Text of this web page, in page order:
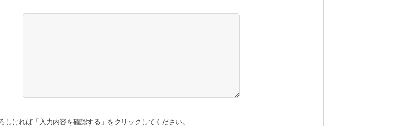
しければ「入力内容を確認する」をクリックしてください。